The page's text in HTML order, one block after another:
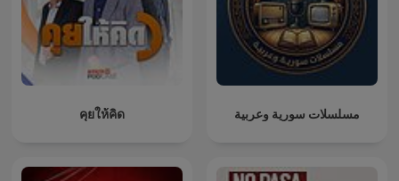
คุยให้คิด مسلسلات سورية وعربية